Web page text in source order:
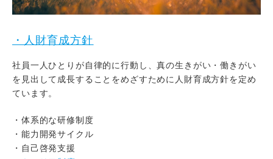
・人財育成方針
社員一人ひとりが自律的に行動し、真の生きがい・働きがい
を見出して成長することをめざすために人財育成方針を定め
ています。
・体系的な研修制度
・能力開発サイクル
・自己啓発支援